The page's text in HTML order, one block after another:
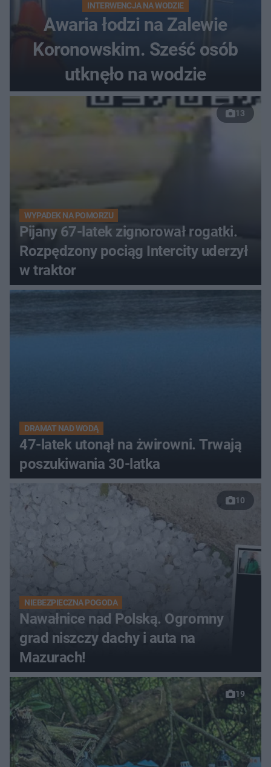
INTERWENCJA NA WODZIE
Awaria łodzi na Zalewie
Koronowskim. Sześć osób
utknęło na wodzie
13
WYPADEK NA POMORZU
Pijany 67-latek zignorował rogatki.
Rozpędzony pociąg Intercity uderzył
w traktor
DRAMAT NAD WODĄ
47-latek utonął na żwirowni. Trwają
poszukiwania 30-latka
10
NIEBEZPIECZNA POGODA
Nawałnice nad Polską. Ogromny
grad niszczy dachy i auta na
Mazurach!
19